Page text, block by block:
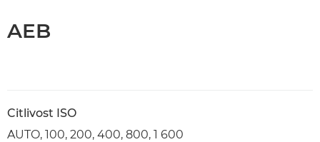
AEB
Citlivost ISO
AUTO, 100, 200, 400, 800, 1 600